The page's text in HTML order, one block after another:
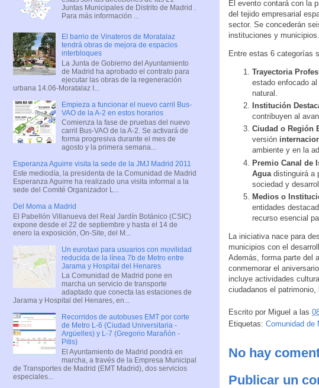
El evento contará con la
del tejido empresarial
sector. Se concederán
instituciones y municipios.
Entre estas 6 categorías
Trayectoria
estado enfocado
natural.
Institución
contribuyen al
Ciudad o Región
versión
ambiente y en la
Premio Canal de
Agua distinguirá a
sociedad y
Medios o
entidades
recurso esencial
La iniciativa nace para
municipios con el
Además, forma parte del
conmemorar el
incluye actividades
ciudadanos el
Escrito por Miguel a las
Etiquetas: Comunidad de
No hay
Publicar un
Juntas Municipales de Distrito de Madrid .
Para más información ...
El barrio de Vinateros de Moratalaz
tendrá obras de mejora de espacios
interbloques
La Junta de Gobierno del Ayuntamiento
de Madrid ha aprobado el contrato para
ejecutar las obras de la regeneración
urbana 14.06-Moratalaz I...
Empieza a funcionar el nuevo carril Bus-
VAO de la A-2 en estos horarios
Comienza la fase de pruebas del nuevo
carril Bus-VAO de la A-2. Se activará de
forma progresiva durante el mes de
agosto y la primera semana...
Esperanza Aguirre visita la sede de la JMJ Madrid 2011
Este mediodía, la presidenta de la Comunidad de Madrid
Esperanza Aguirre ha realizado una visita informal a la
sede del Comité Organizador L...
Del Moma a Madrid
El Pabellón Villanueva del Real Jardín Botánico (CSIC)
expone desde el 22 de septiembre y hasta el 14 de
enero la exposición, On-Site, del M...
Un eurotaxi para usuarios con movilidad
reducida de la línea 7b de Metro entre
Jarama y Hospital del Henares
La Comunidad de Madrid pone en
marcha un servicio de transporte
adaptado que conecta las estaciones de
Jarama y Hospital del Henares, en...
Recorridos de autobuses EMT por corte
de Metro L-6 (Ciudad Universitaria -
Argüelles) y L-7 (Gregorio Marañón -
Pitis)
El Ayuntamiento de Madrid pondrá en
marcha, a través de la Empresa Municipal
de Transportes de Madrid (EMT Madrid), dos servicios
especiales...